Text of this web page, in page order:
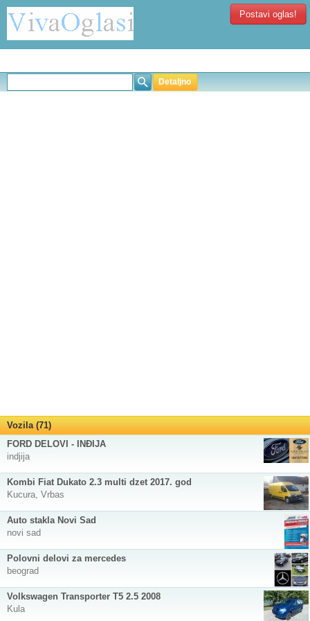
Postavi oglas!
Detaljno
Vozila (71)
FORD DELOVI - INĐIJA
indjija
Kombi Fiat Dukato 2.3 multi dzet 2017. god
Kucura, Vrbas
Auto stakla Novi Sad
novi sad
Polovni delovi za mercedes
beograd
Volkswagen Transporter T5 2.5 2008
Kula